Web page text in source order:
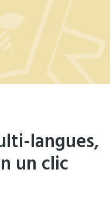
langues,
un clic